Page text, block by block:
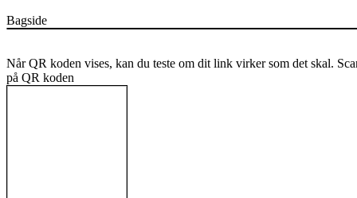
Bagside
Når QR koden vises, kan du teste om dit link virker som det skal.
på QR koden